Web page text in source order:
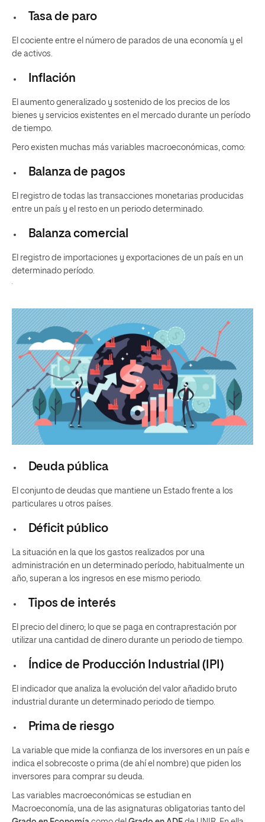
Tasa de paro
El cociente entre el número de parados de una economía y el
de activos.
Inflación
El aumento generalizado y sostenido de los precios de los
bienes y servicios existentes en el mercado durante un período
de tiempo.
Pero existen muchas más variables macroeconómicas, como:
Balanza de pagos
El registro de todas las transacciones monetarias producidas
entre un país y el resto en un periodo determinado.
Balanza comercial
El registro de importaciones y exportaciones de un país en un
determinado período.
Deuda pública
El conjunto de deudas que mantiene un Estado frente a los
particulares u otros países.
Déficit público
La situación en la que los gastos realizados por una
administración en un determinado período, habitualmente un
año, superan a los ingresos en ese mismo periodo.
Tipos de interés
El precio del dinero; lo que se paga en contraprestación por
utilizar una cantidad de dinero durante un periodo de tiempo.
Índice de Producción Industrial (IPI)
El indicador que analiza la evolución del valor añadido bruto
industrial durante un determinado periodo de tiempo.
Prima de riesgo
La variable que mide la confianza de los inversores en un país e
indica el sobrecoste o prima (de ahí el nombre) que piden los
inversores para comprar su deuda.
Las variables macroeconómicas se estudian en
Macroeconomía, una de las asignaturas obligatorias tanto del